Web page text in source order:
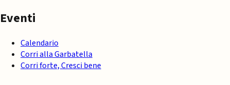
Eventi
Calendario
Corri alla Garbatella
Corri forte, Cresci bene